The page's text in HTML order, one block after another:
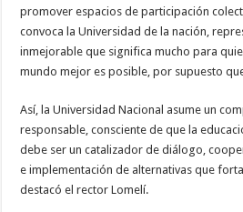
promover espacios de participación
convoca la Universidad de la nación,
inmejorable que significa mucho para
mundo mejor es posible, por supuesto
Así, la Universidad Nacional asume un
responsable, consciente de que la
debe ser un catalizador de diálogo,
e implementación de alternativas que
destacó el rector Lomelí.